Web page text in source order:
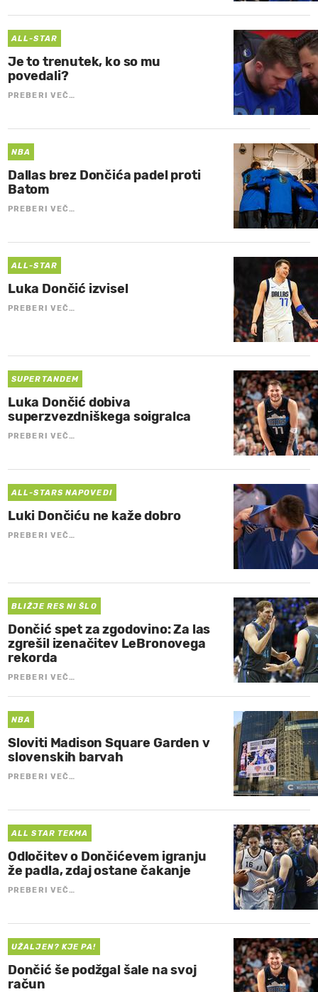
ALL-STAR
Je to trenutek, ko so mu
povedali?
PREBERI VEČ…
NBA
Dallas brez Dončića padel proti
Batom
PREBERI VEČ…
ALL-STAR
Luka Dončić izvisel
PREBERI VEČ…
SUPERTANDEM
Luka Dončić dobiva
superzvezdniškega soigralca
PREBERI VEČ…
ALL-STARS NAPOVEDI
Luki Dončiću ne kaže dobro
PREBERI VEČ…
BLIŽJE RES NI ŠLO
Dončić spet za zgodovino: Za las
zgrešil izenačitev LeBronovega
rekorda
PREBERI VEČ…
NBA
Sloviti Madison Square Garden v
slovenskih barvah
PREBERI VEČ…
ALL STAR TEKMA
Odločitev o Dončićevem igranju
že padla, zdaj ostane čakanje
PREBERI VEČ…
UŽALJEN? KJE PA!
Dončić še podžgal šale na svoj
račun